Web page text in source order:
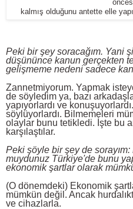
kalmış olduğunu antette elle
Peki bir şey soracağım. Yani
düşününce kanun gerçekten
gelişmeme nedeni sadece
Zannetmiyorum. Yapmak
de söyledim ya, bazı
yapıyorlardı ve
söylüyorlardı. Bilmemeleri
olaylar bunu tetikledi. İşte bu
karşılaştılar.
Peki şöyle bir şey de
muydunuz Türkiye'de bunu
ekonomik şartlar olarak
(O dönemdeki) Ekonomik
mümkün değil. Ancak
ve cihazlarla.